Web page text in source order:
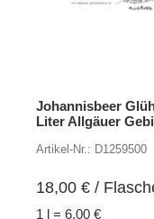
Johannisbeer
Liter Allgäuer
Artikel-Nr.: D1259500
18,00 € /
1 l = 6,00 €